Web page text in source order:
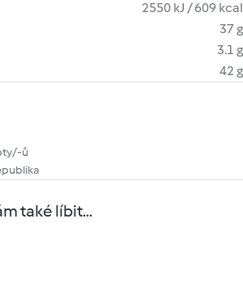
2550 kJ / 609 kcal
37 g
3.1 g
42 g
ů
také líbit...